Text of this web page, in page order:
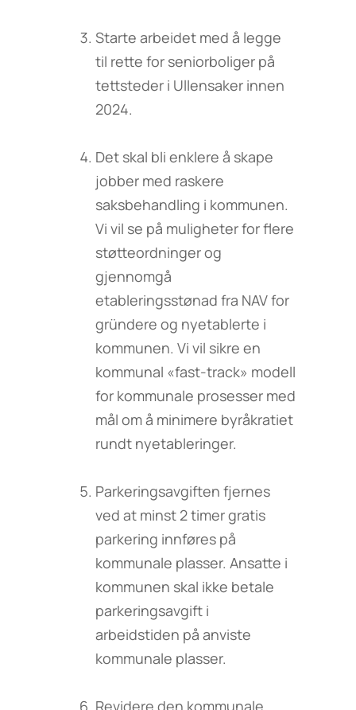
Starte arbeidet med å legge
til rette for seniorboliger på
tettsteder i Ullensaker innen
2024.
Det skal bli enklere å skape
jobber med raskere
saksbehandling i kommunen.
Vi vil se på muligheter for flere
støtteordninger og
gjennomgå
etableringsstønad fra NAV for
gründere og nyetablerte i
kommunen. Vi vil sikre en
kommunal «fast-track» modell
for kommunale prosesser med
mål om å minimere byråkratiet
rundt nyetableringer.
Parkeringsavgiften fjernes
ved at minst 2 timer gratis
parkering innføres på
kommunale plasser. Ansatte i
kommunen skal ikke betale
parkeringsavgift i
arbeidstiden på anviste
kommunale plasser.
Revidere den kommunale